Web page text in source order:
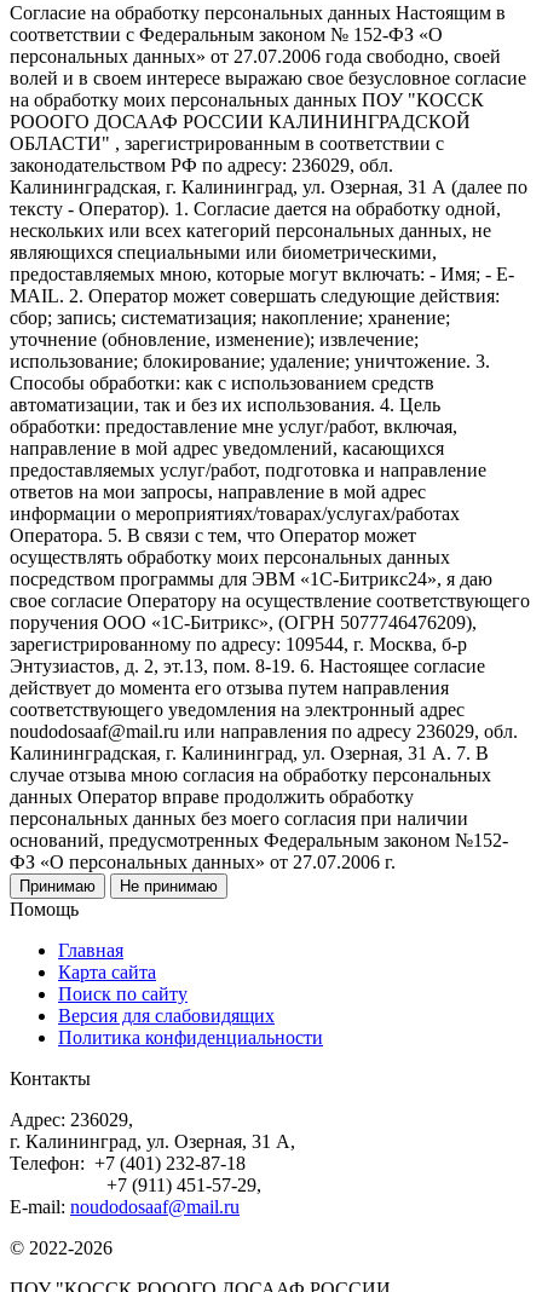
Согласие на обработку персональных данных Настоящим в
соответствии с Федеральным законом № 152-ФЗ «О
персональных данных» от 27.07.2006 года свободно, своей
волей и в своем интересе выражаю свое безусловное согласие
на обработку моих персональных данных ПОУ "КОССК
РОООГО ДОСААФ РОССИИ КАЛИНИНГРАДСКОЙ
ОБЛАСТИ" , зарегистрированным в соответствии с
законодательством РФ по адресу: 236029, обл.
Калининградская, г. Калининград, ул. Озерная, 31 А (далее по
тексту - Оператор). 1. Согласие дается на обработку одной,
нескольких или всех категорий персональных данных, не
являющихся специальными или биометрическими,
предоставляемых мною, которые могут включать: - Имя; - E-
MAIL. 2. Оператор может совершать следующие действия:
сбор; запись; систематизация; накопление; хранение;
уточнение (обновление, изменение); извлечение;
использование; блокирование; удаление; уничтожение. 3.
Способы обработки: как с использованием средств
автоматизации, так и без их использования. 4. Цель
обработки: предоставление мне услуг/работ, включая,
направление в мой адрес уведомлений, касающихся
предоставляемых услуг/работ, подготовка и направление
ответов на мои запросы, направление в мой адрес
информации о мероприятиях/товарах/услугах/работах
Оператора. 5. В связи с тем, что Оператор может
осуществлять обработку моих персональных данных
посредством программы для ЭВМ «1С-Битрикс24», я даю
свое согласие Оператору на осуществление соответствующего
поручения ООО «1С-Битрикс», (ОГРН 5077746476209),
зарегистрированному по адресу: 109544, г. Москва, б-р
Энтузиастов, д. 2, эт.13, пом. 8-19. 6. Настоящее согласие
действует до момента его отзыва путем направления
соответствующего уведомления на электронный адрес
noudodosaaf@mail.ru или направления по адресу 236029, обл.
Калининградская, г. Калининград, ул. Озерная, 31 А. 7. В
случае отзыва мною согласия на обработку персональных
данных Оператор вправе продолжить обработку
персональных данных без моего согласия при наличии
оснований, предусмотренных Федеральным законом №152-
ФЗ «О персональных данных» от 27.07.2006 г.
Принимаю Не принимаю
Помощь
Главная
Карта сайта
Поиск по сайту
Версия для слабовидящих
Политика конфиденциальности
Контакты
Адрес: 236029,
г. Калининград, ул. Озерная, 31 А,
Телефон: +7 (401) 232-87-18
+7 (911) 451-57-29,
E-mail: noudodosaaf@mail.ru
© 2022-2026